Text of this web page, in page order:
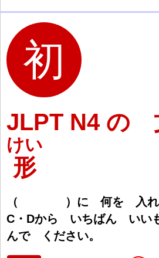
JLPT N4 の
形
けい
（ ） に何を 入
C・Dから いちばん いい
んで ください。